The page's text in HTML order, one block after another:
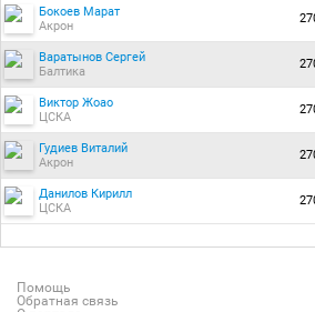
Бокоев Марат
Акрон
Варатынов Сергей
Балтика
Виктор Жоао
ЦСКА
Гудиев Виталий
Акрон
Данилов Кирилл
ЦСКА
Помощь
Обратная связь